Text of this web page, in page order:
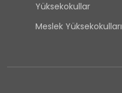
Yüksekokullar
Meslek Yüksekokulları